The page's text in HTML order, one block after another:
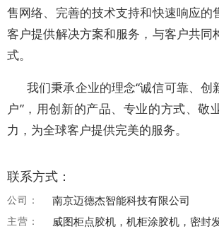
售网络、完善的技术支持和快速响应的
客户提供解决方案和服务，与客户共同
式。
我们秉承企业的理念“诚信可靠、创
户”，用创新的产品、专业的方式、敬
力，为全球客户提供完美的服务。
联系方式：
公司： 南京迈德杰智能科技有限公司
主营： 威图柜点胶机，机柜涂胶机，密封